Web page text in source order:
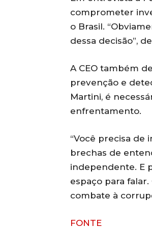
comprometer
o Brasil.
dessa decisão”,
A CEO também
prevenção e
Martini, é
enfrentamento.
“Você precisa de
brechas de
independente. E
espaço para
combate à
FONTE